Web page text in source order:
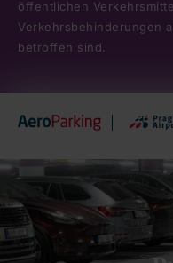
öffentlichen
Verkehrsbehinderungen
betroffen sind.